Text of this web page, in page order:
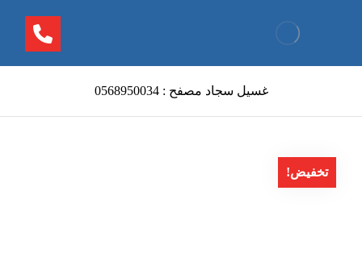
غسيل سجاد مصفح : 0568950034
تخفيض!